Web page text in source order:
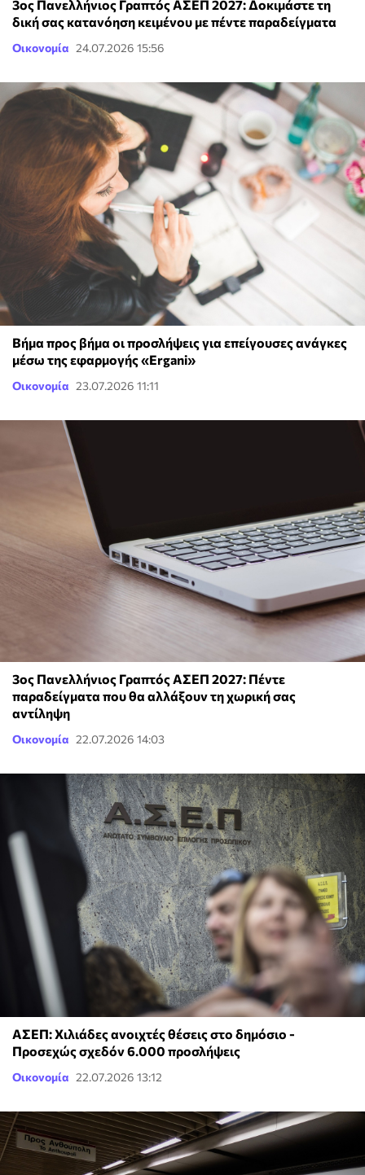
3ος Πανελλήνιος Γραπτός ΑΣΕΠ 2027: Δοκιμάστε τη
δική σας κατανόηση κειμένου με πέντε παραδείγματα
Οικονομία 24.07.2026 15:56
Βήμα προς βήμα οι προσλήψεις για επείγουσες ανάγκες
μέσω της εφαρμογής «Ergani»
Οικονομία 23.07.2026 11:11
3ος Πανελλήνιος Γραπτός ΑΣΕΠ 2027: Πέντε
παραδείγματα που θα αλλάξουν τη χωρική σας
αντίληψη
Οικονομία 22.07.2026 14:03
ΑΣΕΠ: Χιλιάδες ανοιχτές θέσεις στο δημόσιο -
Προσεχώς σχεδόν 6.000 προσλήψεις
Οικονομία 22.07.2026 13:12